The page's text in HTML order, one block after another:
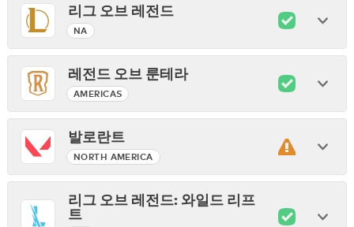
리그 오브 레전드
NA
레전드 오브 룬테라
AMERICAS
발로란트
NORTH AMERICA
리그 오브 레전드: 와일드 리프
트